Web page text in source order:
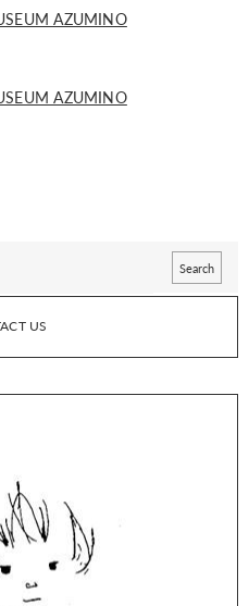
AZUMINO
AZUMINO
US